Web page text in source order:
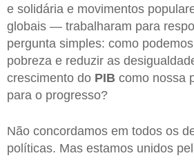
e solidária e movimentos
globais — trabalharam para
pergunta simples: como
pobreza e reduzir as
crescimento do PIB como nossa
para o progresso?
Não concordamos em todos os
políticas. Mas estamos unidos